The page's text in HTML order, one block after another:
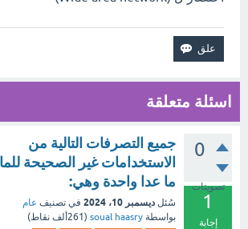
اسئلة متعلقة
0
تصويتات
1
إجابة
جميع التصرفات التالية من
الاستخدامات غير الصحيحة
ما عدا واحدة وهي:
سُئل ديسمبر 10، 2024 في تصنيف عام
بواسطة soual haasry
( 261ألف نقاط)